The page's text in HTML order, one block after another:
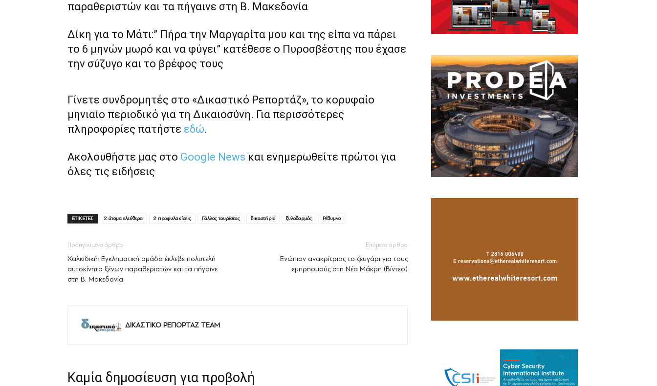
παραθεριστών και τα πήγαινε στη Β. Μακεδονία
Δίκη για το Μάτι:” Πήρα την Μαργαρίτα μου και της είπα να πάρει
το 6 μηνών μωρό και να φύγει” κατέθεσε ο Πυροσβέστης που έχασε
την σύζυγο και το βρέφος τους
Γίνετε συνδρομητές στο «Δικαστικό Ρεπορτάζ», το κορυφαίο
μηνιαίο περιοδικό για τη Δικαιοσύνη. Για περισσότερες
πληροφορίες πατήστε εδώ.
Ακολουθήστε μας στο Google News και ενημερωθείτε πρώτοι για
όλες τις ειδήσεις
ΕΤΙΚΕΤΕΣ 2 άτομα ελεύθερα 2 προφυλακίσεις Γάλλος τουρίστας δικαστήριο ξυλοδαρμός Ρέθυμνο
Προηγούμενο άρθρο
Χαλκιδική: Εγκληματική ομάδα έκλεβε πολυτελή
αυτοκίνητα ξένων παραθεριστών και τα πήγαινε
στη Β. Μακεδονία
Επόμενο άρθρο
Ενώπιον ανακρίτριας το ζευγάρι για τους
εμπρησμούς στη Νέα Μάκρη (Βίντεο)
ΔΙΚΑΣΤΙΚΟ ΡΕΠΟΡΤΑΖ TEAM
Καμία δημοσίευση για προβολή